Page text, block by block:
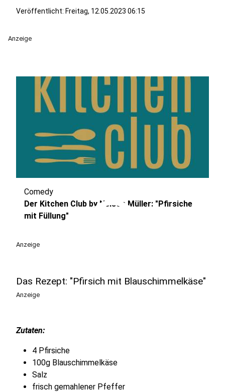
Veröffentlicht: Freitag, 12.05.2023 06:15
Anzeige
play_circle
Comedy
Der Kitchen Club by Nelson Müller: "Pfirsiche
mit Füllung"
Anzeige
Das Rezept: "Pfirsich mit Blauschimmelkäse"
Anzeige
Zutaten:
4 Pfirsiche
100g Blauschimmelkäse
Salz
frisch gemahlener Pfeffer